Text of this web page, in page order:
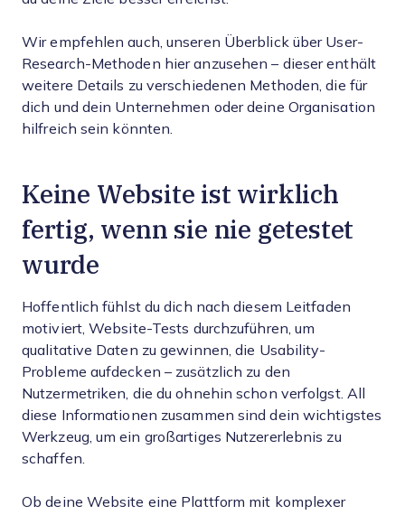
Wir empfehlen auch, unseren Überblick über User-
Research-Methoden hier anzusehen – dieser enthält
weitere Details zu verschiedenen Methoden, die für
dich und dein Unternehmen oder deine Organisation
hilfreich sein könnten.
Keine Website ist wirklich
fertig, wenn sie nie getestet
wurde
Hoffentlich fühlst du dich nach diesem Leitfaden
motiviert, Website-Tests durchzuführen, um
qualitative Daten zu gewinnen, die Usability-
Probleme aufdecken – zusätzlich zu den
Nutzermetriken, die du ohnehin schon verfolgst. All
diese Informationen zusammen sind dein wichtigstes
Werkzeug, um ein großartiges Nutzererlebnis zu
schaffen.
Ob deine Website eine Plattform mit komplexer